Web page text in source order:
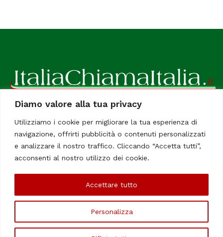
Diamo valore alla tua privacy
Utilizziamo i cookie per migliorare la tua esperienza di
navigazione, offrirti pubblicità o contenuti personalizzati
e analizzare il nostro traffico. Cliccando “Accetta tutti”,
acconsenti al nostro utilizzo dei cookie.
Personalizza
Accettare tutto
ItaliaChiamaItalia, il TUO quotidiano online preferito.
Dedicato in particolare a tutti gli italiani residenti all'estero.
Tutti i diritti sono riservati. Quotidiano online indipendente
Le Firme
©Copyright 2006/2020 - ItaliaChiamaItalia